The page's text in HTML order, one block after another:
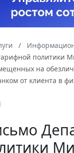
политики
на
от клиента в